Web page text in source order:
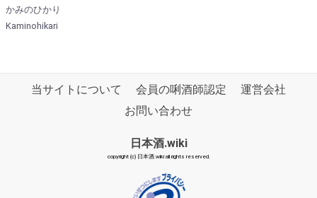
かみのひかり
Kaminohikari
当サイトについて 会員の唎酒師認定
運営会社
お問い合わせ
日本酒.wiki
copyright (c) 日本酒.wiki all rights reserved.